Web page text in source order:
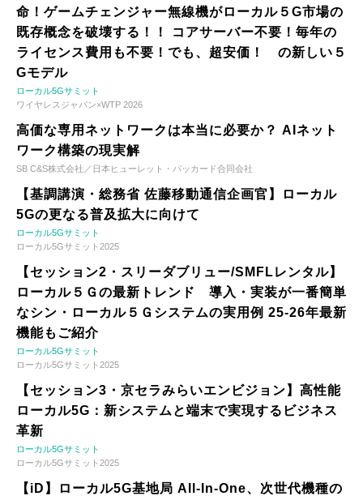
命！ゲームチェンジャー無線機がローカル５G市場の
既存概念を破壊する！！ コアサーバー不要！毎年の
ライセンス費用も不要！でも、超安価！ の新しい５
Gモデル
ローカル5Gサミット
ワイヤレスジャパン×WTP 2026
高価な専用ネットワークは本当に必要か？ AIネット
ワーク構築の現実解
SB C&S株式会社／日本ヒューレット・パッカード合同会社
【基調講演・総務省 佐藤移動通信企画官】ローカル
5Gの更なる普及拡大に向けて
ローカル5Gサミット
ローカル5Gサミット2025
【セッション2・スリーダブリュー/SMFLレンタル】
ローカル５Ｇの最新トレンド 導入・実装が一番簡単
なシン・ローカル５Ｇシステムの実用例 25-26年最新
機能もご紹介
ローカル5Gサミット
ローカル5Gサミット2025
【セッション3・京セラみらいエンビジョン】高性能
ローカル5G：新システムと端末で実現するビジネス
革新
ローカル5Gサミット
ローカル5Gサミット2025
【iD】ローカル5G基地局 All-In-One、次世代機種の